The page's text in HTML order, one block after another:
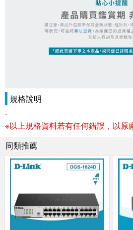
規格說明
.
※以上規格資料若有任何錯誤，以原
同類推薦